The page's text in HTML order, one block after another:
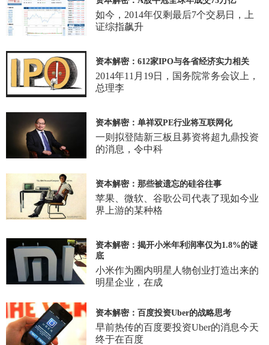
如今，2014年仅剩最后7个交易日，上
证综指飙升
资本解密：612家IPO与各省经济实力相关
2014年11月19日，国务院常务会议上，
总理李
资本解密：单祥双PE行业将互联网化
一则拟登陆新三板且募资将超九鼎投资
的消息，令中科
资本解密：那些被遗忘的硅谷往事
苹果、微软、谷歌公司代表了现如今业
界上游的某种格
资本解密：揭开小米年利润率仅为1.8%的谜
底
小米作为圈内明星人物创业打造出来的
明星企业，在成
资本解密：百度投资Uber的战略思考
早前热传的百度要投资Uber的消息今天
终于在百度